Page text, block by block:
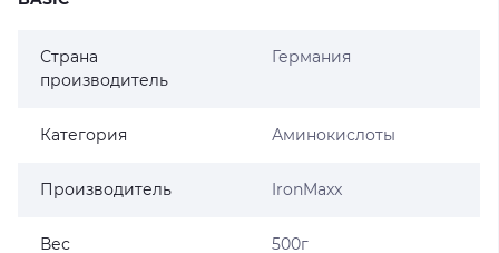
Страна
производитель
Германия
Категория Аминокислоты
Производитель IronMaxx
Вес 500г